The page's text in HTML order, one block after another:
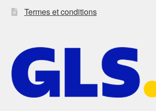
Termes et conditions